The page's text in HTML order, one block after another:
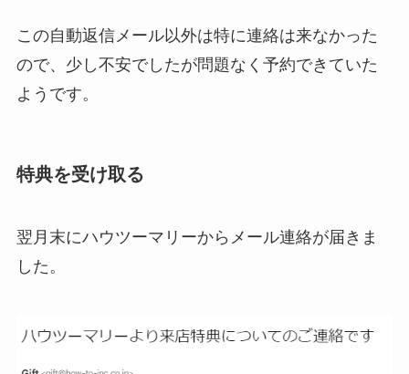
この自動返信メール以外は特に連絡は来なかった
ので、少し不安でしたが問題なく予約できていた
ようです。
特典を受け取る
翌月末にハウツーマリーからメール連絡が届きま
した。